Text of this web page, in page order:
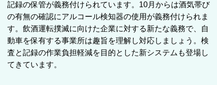
記録の保管が義務付けられています。10月からは酒気帯び
の有無の確認にアルコール検知器の使用が義務付けられま
す。飲酒運転撲滅に向けた企業に対する新たな義務で、自
動車を保有する事業所は趣旨を理解し対応しましょう。検
査と記録の作業負担軽減を目的とした新システムも登場し
てきています。